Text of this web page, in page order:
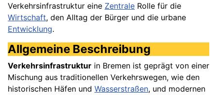
Verkehrsinfrastruktur eine Zentrale Rolle für die
Wirtschaft, den Alltag der Bürger und die urbane
Entwicklung.
Allgemeine Beschreibung
Verkehrsinfrastruktur in Bremen ist geprägt von einer
Mischung aus traditionellen Verkehrswegen, wie den
historischen Häfen und Wasserstraßen, und modernen